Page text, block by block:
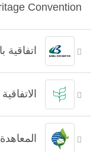
Convention
اتفاقية